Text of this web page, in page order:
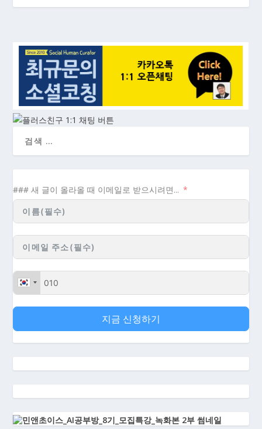
### 새 글이 올라올 때 이메일로 받으시려면...
지금 신청하기